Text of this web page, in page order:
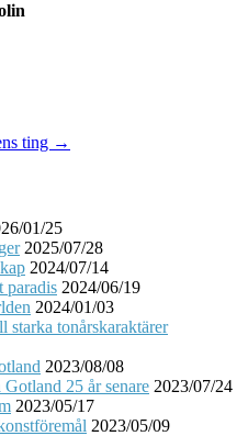
ting →
01/25
2025/07/28
2024/07/14
paradis 2024/06/19
2024/01/03
starka tonårskaraktärer
2023/08/08
25 år senare 2023/07/24
2023/05/17
2023/05/09